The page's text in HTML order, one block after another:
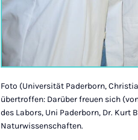
Foto (Universität Paderborn,
übertroffen: Darüber freuen sich
des Labors, Uni Paderborn, Dr. Kurt
Naturwissenschaften.